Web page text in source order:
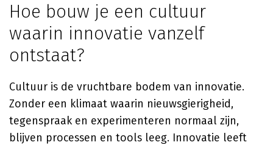
Hoe bouw je een cultuur
waarin innovatie vanzelf
ontstaat?
Cultuur is de vruchtbare bodem van innovatie.
Zonder een klimaat waarin nieuwsgierigheid,
tegenspraak en experimenteren normaal zijn,
blijven processen en tools leeg. Innovatie leeft